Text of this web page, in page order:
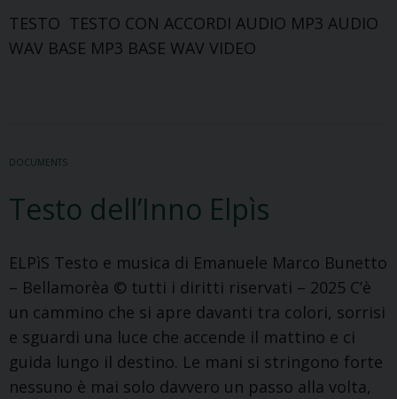
TESTO TESTO CON ACCORDI AUDIO MP3 AUDIO
WAV BASE MP3 BASE WAV VIDEO
DOCUMENTS
Testo dell’Inno Elpìs
ELPìS Testo e musica di Emanuele Marco Bunetto
– Bellamorèa © tutti i diritti riservati – 2025 C’è
un cammino che si apre davanti tra colori, sorrisi
e sguardi una luce che accende il mattino e ci
guida lungo il destino. Le mani si stringono forte
nessuno è mai solo davvero un passo alla volta,